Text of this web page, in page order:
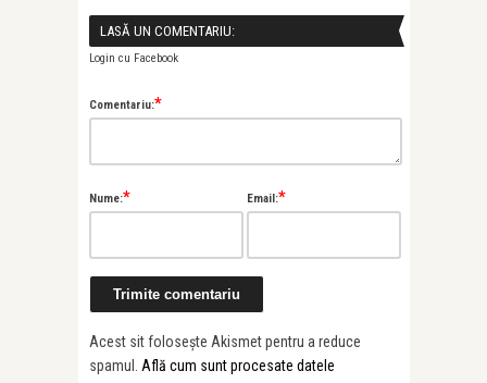
LASĂ UN COMENTARIU:
Login cu Facebook
Comentariu:*
Nume:* Email:*
Acest sit folosește Akismet pentru a reduce
spamul. Află cum sunt procesate datele